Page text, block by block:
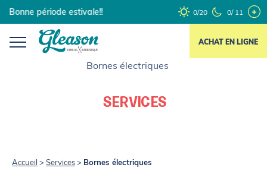
Skip
to
content
Bonne période estivale!! 0/20 0/ 11
ACHAT EN LIGNE
SERVICES
Accueil > Services> Bornes électriques